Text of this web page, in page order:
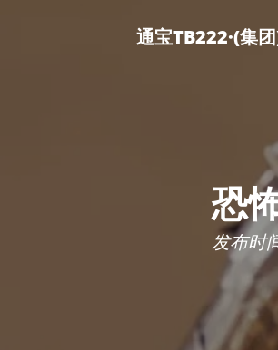
通宝TB222·(集
恐
发布时